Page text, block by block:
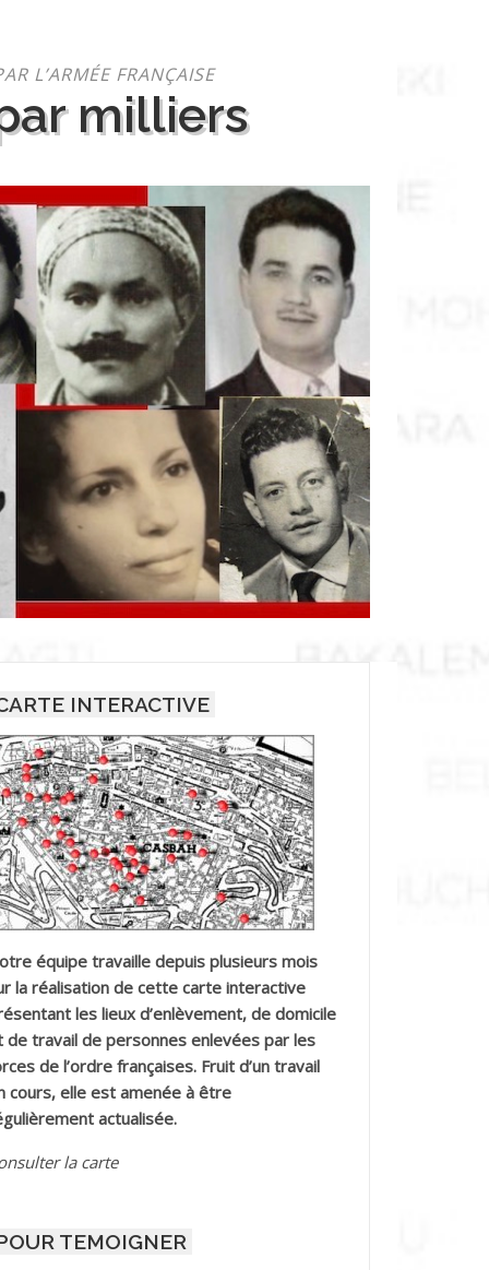
L’ARMÉE FRANÇAISE
milliers
INTERACTIVE
équipe travaille depuis plusieurs mois
la réalisation de cette carte interactive
les lieux d’enlèvement, de domicile
de travail de personnes enlevées par les
de l’ordre françaises. Fruit d’un travail
cours, elle est amenée à être
actualisée.
la carte
TEMOIGNER